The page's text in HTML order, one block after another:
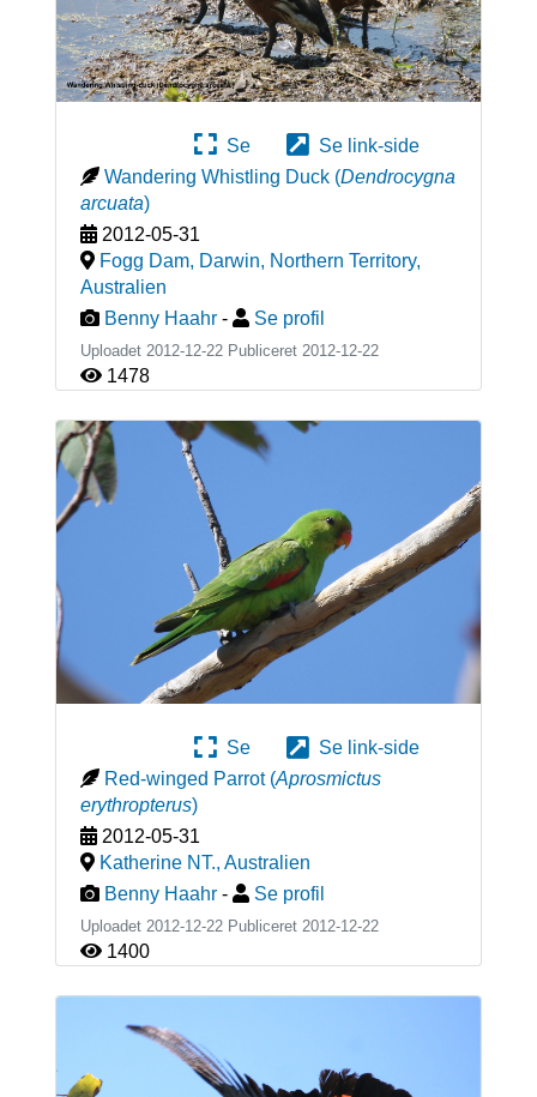
Se
Se link-side
Wandering Whistling Duck (Dendrocygna
arcuata)
2012-05-31
Fogg Dam, Darwin, Northern Territory,
Australien
Benny Haahr - Se profil
Uploadet 2012-12-22 Publiceret 2012-12-22
1478
Se
Se link-side
Red-winged Parrot (Aprosmictus
erythropterus)
2012-05-31
Katherine NT., Australien
Benny Haahr - Se profil
Uploadet 2012-12-22 Publiceret 2012-12-22
1400